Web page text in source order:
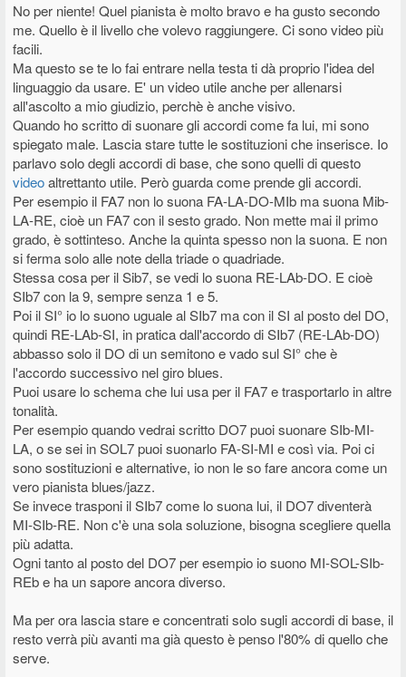
No per niente! Quel pianista è molto bravo e ha gusto secondo
me. Quello è il livello che volevo raggiungere. Ci sono video più
facili.
Ma questo se te lo fai entrare nella testa ti dà proprio l'idea del
linguaggio da usare. E' un video utile anche per allenarsi
all'ascolto a mio giudizio, perchè è anche visivo.
Quando ho scritto di suonare gli accordi come fa lui, mi sono
spiegato male. Lascia stare tutte le sostituzioni che inserisce. Io
parlavo solo degli accordi di base, che sono quelli di questo
videoaltrettanto utile. Però guarda come prende gli accordi.
Per esempio il FA7 non lo suona FA-LA-DO-MIb ma suona Mib-
LA-RE, cioè un FA7 con il sesto grado. Non mette mai il primo
grado, è sottinteso. Anche la quinta spesso non la suona. E non
si ferma solo alle note della triade o quadriade.
Stessa cosa per il Sib7, se vedi lo suona RE-LAb-DO. E cioè
SIb7 con la 9, sempre senza 1 e 5.
Poi il SI° io lo suono uguale al SIb7 ma con il SI al posto del DO,
quindi RE-LAb-SI, in pratica dall'accordo di SIb7 (RE-LAb-DO)
abbasso solo il DO di un semitono e vado sul SI° che è
l'accordo successivo nel giro blues.
Puoi usare lo schema che lui usa per il FA7 e trasportarlo in altre
tonalità.
Per esempio quando vedrai scritto DO7 puoi suonare SIb-MI-
LA, o se sei in SOL7 puoi suonarlo FA-SI-MI e così via. Poi ci
sono sostituzioni e alternative, io non le so fare ancora come un
vero pianista blues/jazz.
Se invece trasponi il SIb7 come lo suona lui, il DO7 diventerà
MI-SIb-RE. Non c'è una sola soluzione, bisogna scegliere quella
più adatta.
Ogni tanto al posto del DO7 per esempio io suono MI-SOL-SIb-
REb e ha un sapore ancora diverso.
Ma per ora lascia stare e concentrati solo sugli accordi di base, il
resto verrà più avanti ma già questo è penso l'80% di quello che
serve.